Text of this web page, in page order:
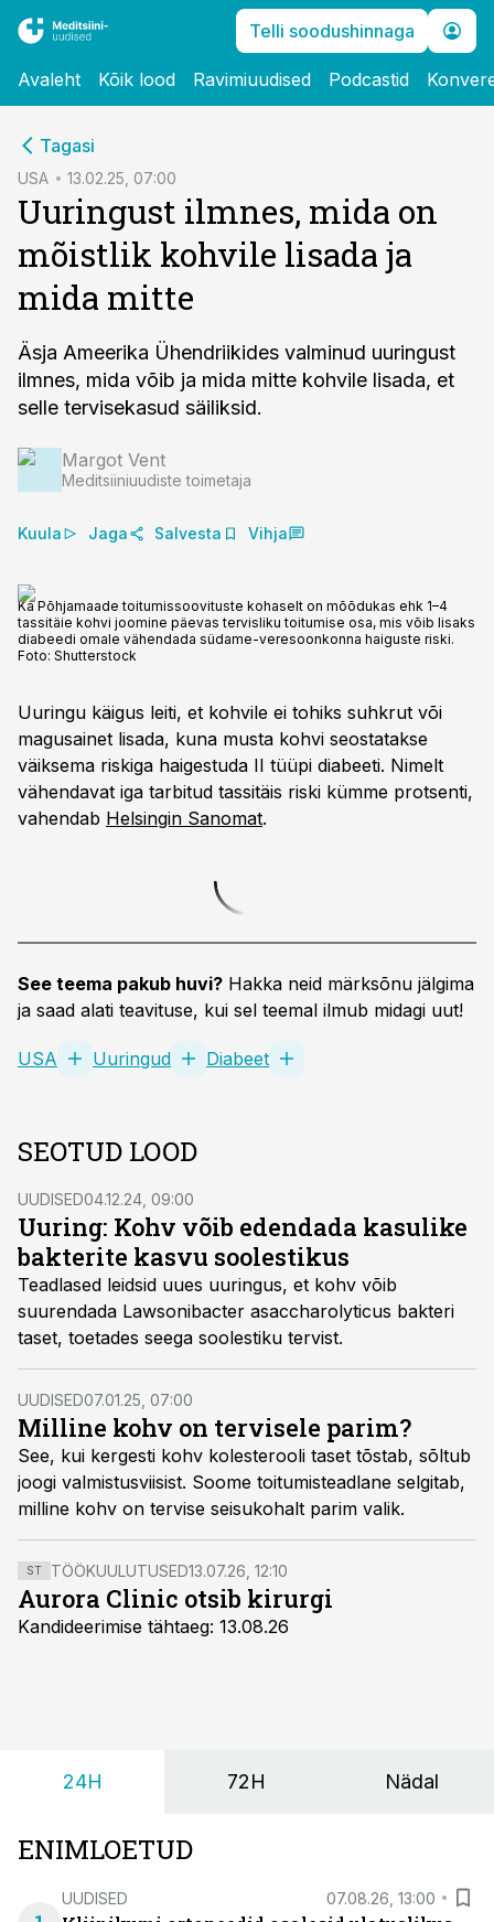
Telli soodushinnaga
Avaleht Kõik lood Ravimiuudised Podcastid
Tagasi
USA 13.02.25, 07:00
Uuringust ilmnes, mida on
mõistlik kohvile lisada ja
mida mitte
Äsja Ameerika Ühendriikides valminud uuringust
ilmnes, mida võib ja mida mitte kohvile lisada, et
selle tervisekasud säiliksid.
Margot Vent
Meditsiiniuudiste toimetaja
Kuula Jaga Salvesta Vihja
Ka Põhjamaade toitumissoovituste kohaselt on mõõdukas ehk 1–4
tassitäie kohvi joomine päevas tervisliku toitumise osa, mis võib lisaks
diabeedi omale vähendada südame-veresoonkonna haiguste riski.
Foto: Shutterstock
Uuringu käigus leiti, et kohvile ei tohiks suhkrut või
magusainet lisada, kuna musta kohvi seostatakse
väiksema riskiga haigestuda II tüüpi diabeeti. Nimelt
vähendavat iga tarbitud tassitäis riski kümme protsenti,
vahendab Helsingin Sanomat.
See teema pakub huvi? Hakka neid märksõnu jälgima
ja saad alati teavituse, kui sel teemal ilmub midagi uut!
USA Uuringud Diabeet
SEOTUD LOOD
UUDISED04.12.24, 09:00
Uuring: Kohv võib edendada kasulike
bakterite kasvu soolestikus
Teadlased leidsid uues uuringus, et kohv võib
suurendada Lawsonibacter asaccharolyticus bakteri
taset, toetades seega soolestiku tervist.
UUDISED07.01.25, 07:00
Milline kohv on tervisele parim?
See, kui kergesti kohv kolesterooli taset tõstab, sõltub
joogi valmistusviisist. Soome toitumisteadlane selgitab,
milline kohv on tervise seisukohalt parim valik.
ST TÖÖKUULUTUSED13.07.26, 12:10
Aurora Clinic otsib kirurgi
Kandideerimise tähtaeg: 13.08.26
24H 72H Nädal
ENIMLOETUD
UUDISED 07.08.26, 13:00